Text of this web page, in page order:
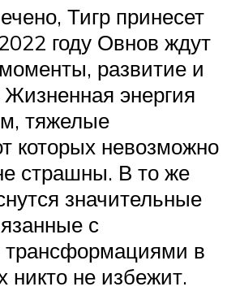
Тигр принесет
году Овнов ждут
развитие и
энергия
тяжелые
которых невозможно
страшны. В то же
значительные
с
трансформациями в
никто не избежит.